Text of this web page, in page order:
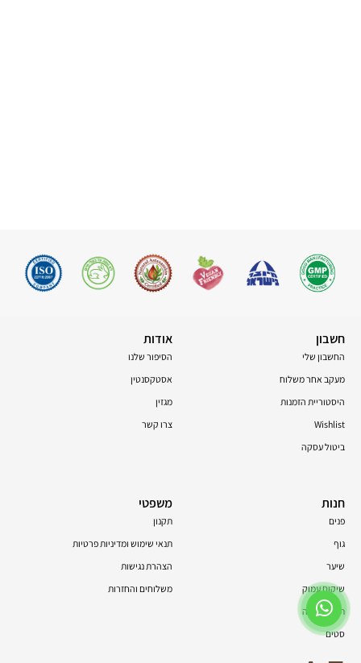
חשבון
החשבון שלי
מעקב אחר משלוח
היסטוריית הזמנות
Wishlist
ביטול עסקה
אודות
הסיפור שלנו
אסטקסנטין
מגזין
צרו קשר
חנות
פנים
גוף
שיער
שיקום עמוק
תוספי תזונה
סטים
משפטי
תקנון
תנאי שימוש ומדיניות פרטיות
הצהרת נגישות
משלוחים והחזרות